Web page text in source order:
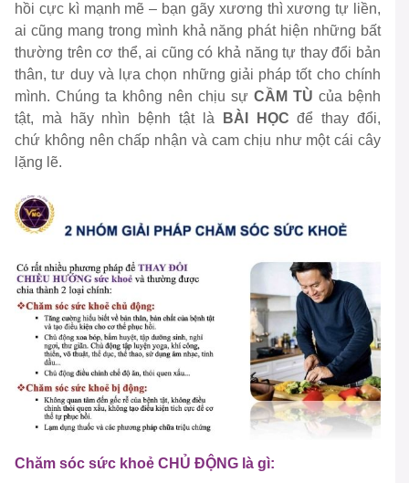
hồi cực kì mạnh mẽ – bạn gãy xương thì xương tự liền,
ai cũng mang trong mình khả năng phát hiện những bất
thường trên cơ thể, ai cũng có khả năng tự thay đổi bản
thân, tư duy và lựa chọn những giải pháp tốt cho chính
mình. Chúng ta không nên chịu sự CẦM TÙ của bệnh
tật, mà hãy nhìn bệnh tật là
BÀI HỌC để thay đổi,
chứ không nên chấp nhận và cam chịu như một cái cây
lặng lẽ.
Chăm sóc sức khoẻ CHỦ ĐỘNG là gì: